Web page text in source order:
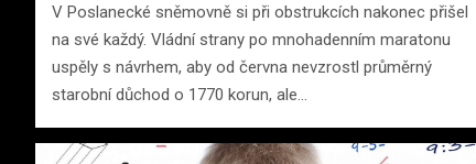
V Poslanecké sněmovně si při obstrukcích nakonec přišel
na své každý. Vládní strany po mnohadenním maratonu
uspěly s návrhem, aby od června nevzrostl průměrný
starobní důchod o 1770 korun, ale…